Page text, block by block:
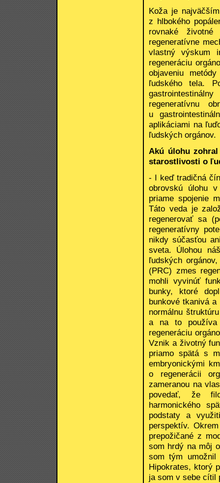
Koža je
z hlbokého
rovnaké
regeneratívne
vlastný výskum
regeneráciu
objaveniu
ľudského tela.
regeneratívnu
u
aplikáciami na
ľudských orgánov.
Akú úlohu
starostlivosti o
- I keď tradičná
obrovskú úlohu
priame spojenie
Táto veda je
regenerovať sa
regeneratívny
nikdy súčasťou
sveta. Úlohou
ľudských
(PRC) zmes
mohli vyvinúť
bunky, ktoré
bunkové tkanivá
normálnu
a na to používa
regeneráciu
Vznik a životný
priamo spätá s
embryonickými
o regenerácii
zameranou na
povedať, že
harmonického
podstaty a
perspektív.
prepožičané z
som hrdý na môj
som tým
Hipokrates, ktorý
ja som v sebe cítil